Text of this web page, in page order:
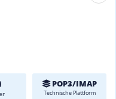
POP3/IMAP
Technische Plattform